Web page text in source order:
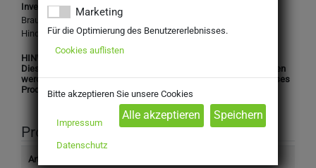
Inverkehrbringer:
Brauerei Gebrüder Maisel KG
Hindenburgstraße 9, 95445 Bayreuth
HINWEIS:
Dieses Produkt darf nicht an Personen unter 16 Jahren abgegeben
werden. Mit Ihrer Bestellung bestätigen Sie, dass Sie das für dieses
Produkt gesetzlich vorgeschriebene Mindestalter haben.
Produktinformation
Artikelnummer
Marketing
Für die Optimierung des Benutzererlebnisses.
Cookies auflisten
Bitte akzeptieren Sie unsere Cookies
Impressum
Datenschutz